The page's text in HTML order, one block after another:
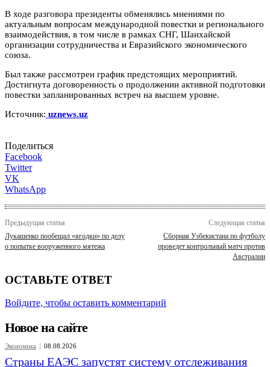
В ходе разговора президенты обменялись мнениями по
актуальным вопросам международной повестки и регионального
взаимодействия, в том числе в рамках СНГ, Шанхайской
организации сотрудничества и Евразийского экономического
союза.
Был также рассмотрен график предстоящих мероприятий.
Достигнута договоренность о продолжении активной подготовки
повестки запланированных встреч на высшем уровне.
Источник: uznews.uz
Поделиться
Facebook
Twitter
VK
WhatsApp
Предыдущая статья
Лукашенко пообещал «ягодки» по делу
о попытке вооруженного мятежа
Следующая статья
Сборная Узбекистана по футболу
проведет контрольный матч против
Австралии
ОСТАВЬТЕ ОТВЕТ
Войдите, чтобы оставить комментарий
Новое на сайте
Экономика 08.08.2026
Страны ЕАЭС запустят систему отслеживания